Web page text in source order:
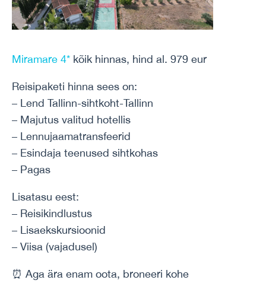
Miramare 4* kõik hinnas, hind al. 979 eur
Reisipaketi hinna sees on:
– Lend Tallinn-sihtkoht-Tallinn
– Majutus valitud hotellis
– Lennujaamatransfeerid
– Esindaja teenused sihtkohas
– Pagas
Lisatasu eest:
– Reisikindlustus
– Lisaekskursioonid
– Viisa (vajadusel)
⏰ Aga ära enam oota, broneeri kohe